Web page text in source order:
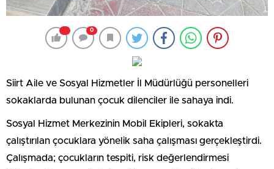
0
Siirt Aile ve Sosyal Hizmetler İl Müdürlüğü personelleri
sokaklarda bulunan çocuk dilenciler ile sahaya indi.
Sosyal Hizmet Merkezinin Mobil Ekipleri, sokakta
çalıştırılan çocuklara yönelik saha çalışması gerçekleştirdi.
Çalışmada; çocukların tespiti, risk değerlendirmesi